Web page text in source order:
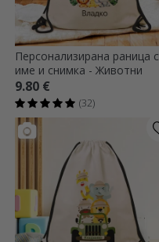
Персонализирана раница с
име и снимка - Животни
9.80 €
(32)